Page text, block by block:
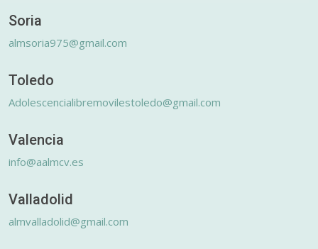
Soria
almsoria975@gmail.com
Toledo
Adolescencialibremovilestoledo@gmail.com
Valencia
info@aalmcv.es
Valladolid
almvalladolid@gmail.com